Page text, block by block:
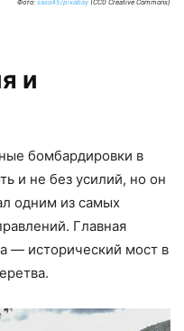
Фото: saso45/pixabay (CC0 Creative Commons)
и
бомбардировки в
и не без усилий, но он
одним из самых
Главная
— исторический мост в